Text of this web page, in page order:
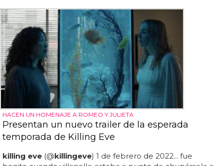
HACEN UN HOMENAJE A ROMEO Y JULIETA
Presentan un nuevo trailer de la esperada
temporada de Killing Eve
killing eve (@killingeve) 1 de febrero de 2022... fue